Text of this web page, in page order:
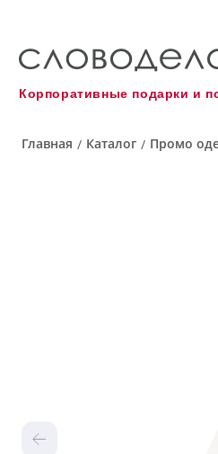
Корпоративные подарки и
Главная / Каталог / Промо